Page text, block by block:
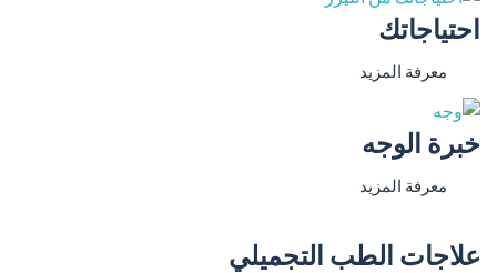
احتياجاتك
معرفة المزيد
خبرة الوجه
معرفة المزيد
علاجات الطب التجميلي